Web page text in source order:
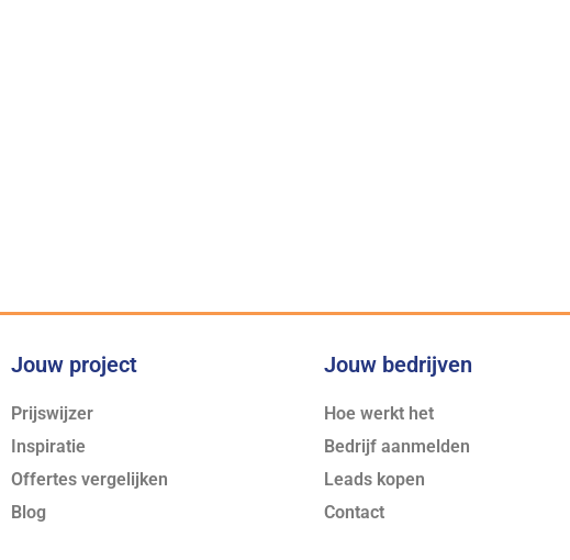
Jouw project
Prijswijzer
Inspiratie
Offertes vergelijken
Blog
Jouw bedrijven
Hoe werkt het
Bedrijf aanmelden
Leads kopen
Contact